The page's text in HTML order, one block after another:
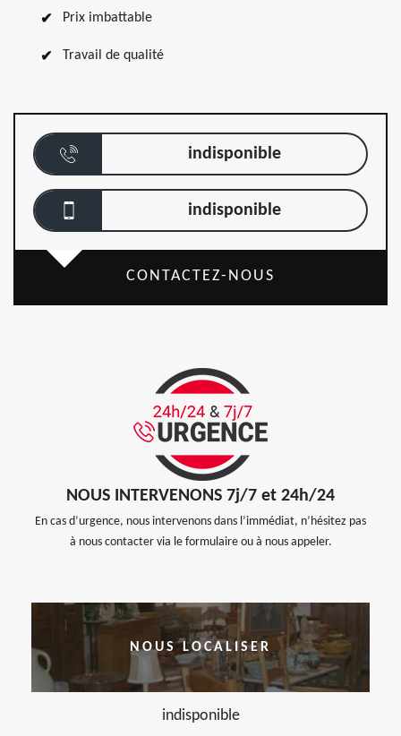
Prix imbattable
Travail de qualité
indisponible
indisponible
CONTACTEZ-NOUS
NOUS INTERVENONS 7j/7 et 24h/24
En cas d’urgence, nous intervenons dans l’immédiat, n’hésitez pas
à nous contacter via le formulaire ou à nous appeler.
NOUS LOCALISER
indisponible